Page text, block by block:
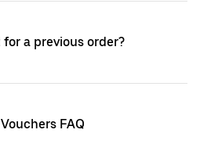
a previous order?
FAQ